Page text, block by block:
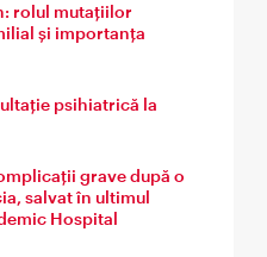
rolul mutațiilor
și importanța
psihiatrică la
grave după o
salvat în ultimul
Hospital